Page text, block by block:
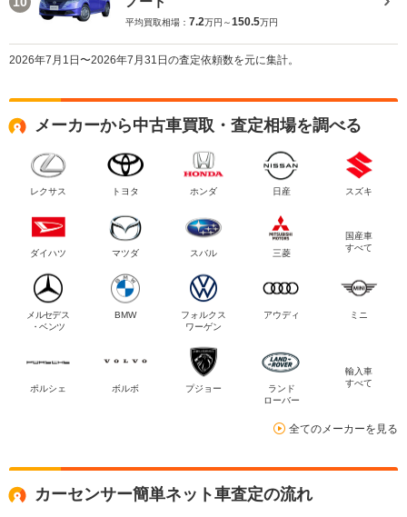
平均買取相場： 7.2万円～150.5万円
2026年7月1日〜2026年7月31日の査定依頼数を元に集計。
メーカーから中古車買取・査定相場を調べる
レクサス トヨタ ホンダ 日産 スズキ
ダイハツ マツダ スバル 三菱
国産車
すべて
メルセデス
・ベンツ
BMW
フォルクス
ワーゲン
アウディ ミニ
ポルシェ ボルボ プジョー
ランド
ローバー
輸入車
すべて
全てのメーカーを見る
カーセンサー簡単ネット車査定の流れ